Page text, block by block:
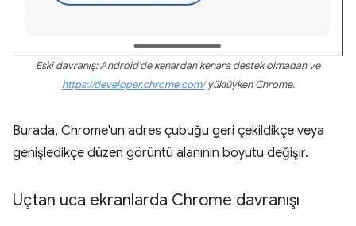
Eski davranış: Android'de kenardan kenara destek olmadan ve
https://developer.chrome.com/yüklüyken Chrome.
Burada, Chrome'un adres çubuğu geri çekildikçe veya
genişledikçe düzen görüntü alanının boyutu değişir.
Uçtan uca ekranlarda Chrome davranışı